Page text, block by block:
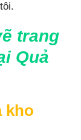
trang
Quả
kho